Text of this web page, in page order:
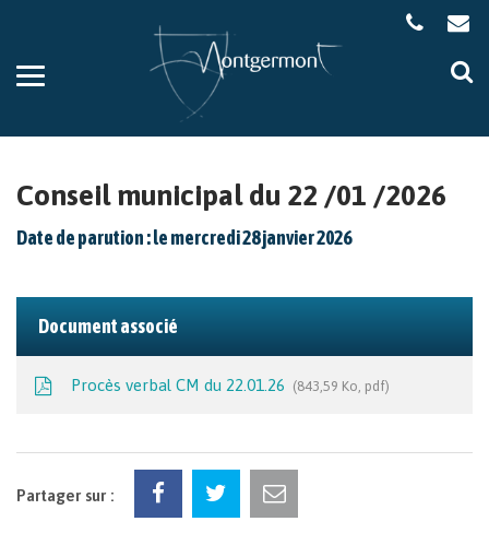
Aller
la
Conseil municipal du 22 /01 /2026
Date de parution : le mercredi 28 janvier 2026
Document associé
Procès verbal CM du 22.01.26 843,59 Ko, pdf
Partager sur :